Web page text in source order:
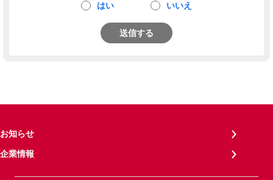
はい いいえ
送信する
お知らせ
企業情報